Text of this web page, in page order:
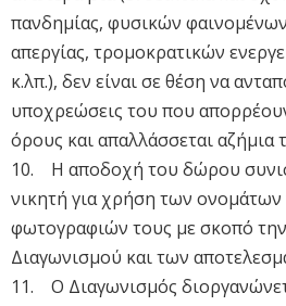
πανδημίας, φυσικών
απεργίας, τρομοκρατικών
κ.λπ.), δεν είναι σε θέση να
υποχρεώσεις του που
όρους και απαλλάσσεται
10. H αποδοχή του δώρου
νικητή για χρήση των ονομάτων
φωτογραφιών τους με σκοπό
Διαγωνισμού και των
11. Ο Διαγωνισμός